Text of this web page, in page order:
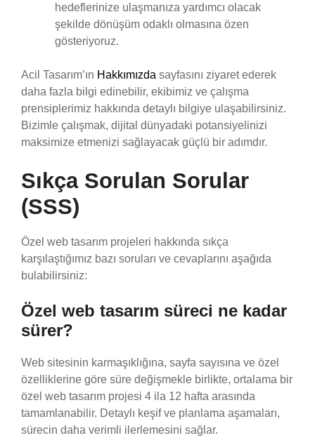
hedeflerinize ulaşmanıza yardımcı olacak
şekilde dönüşüm odaklı olmasına özen
gösteriyoruz.
Acil Tasarım’ın Hakkımızda sayfasını ziyaret ederek
daha fazla bilgi edinebilir, ekibimiz ve çalışma
prensiplerimiz hakkında detaylı bilgiye ulaşabilirsiniz.
Bizimle çalışmak, dijital dünyadaki potansiyelinizi
maksimize etmenizi sağlayacak güçlü bir adımdır.
Sıkça Sorulan Sorular
(SSS)
Özel web tasarım projeleri hakkında sıkça
karşılaştığımız bazı soruları ve cevaplarını aşağıda
bulabilirsiniz:
Özel web tasarım süreci ne kadar
sürer?
Web sitesinin karmaşıklığına, sayfa sayısına ve özel
özelliklerine göre süre değişmekle birlikte, ortalama bir
özel web tasarım projesi 4 ila 12 hafta arasında
tamamlanabilir. Detaylı keşif ve planlama aşamaları,
sürecin daha verimli ilerlemesini sağlar.